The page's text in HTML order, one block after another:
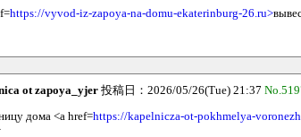
https://vyvod-iz-zapoya-na-domu-ekaterinburg-26.ru>
ot zapoya_yjer 投稿日：2026/05/26(Tue) 21:37
дома <a href=https://kapelnicza-ot-pokhmelya-